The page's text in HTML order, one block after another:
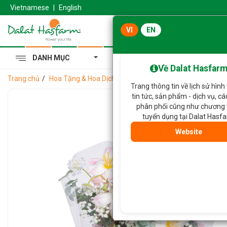
Vietnamese English
DANH MỤC
Trang chủ Hoa Tặng & Hoa Dịch Vụ
VI EN
Về Dalat Hasfarm
Trang thông tin về lịch sử hình
tin tức, sản phẩm - dịch vụ,
phân phối cũng như chương
tuyển dụng tại Dalat
Website